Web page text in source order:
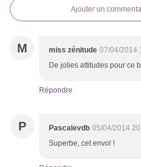
Ajouter un
M miss zénitude 07/04/2014
De jolies attitudes pour ce
Répondre
P Pascalevdb 05/04/2014
Superbe, cet envol !